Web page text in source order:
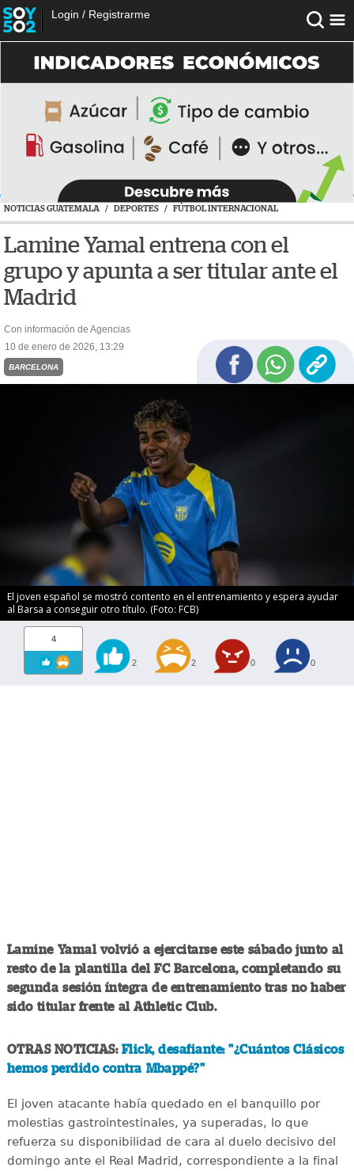
Login / Registrarme
NOTICIAS GUATEMALA / DEPORTES / FÚTBOL INTERNACIONAL
Lamine Yamal entrena con el
grupo y apunta a ser titular ante el
Madrid
Con información de Agencias
10 de enero de 2026, 13:29
BARCELONA
El joven español se mostró contento en el entrenamiento y espera ayudar
al Barsa a conseguir otro título. (Foto: FCB)
4
2 2 0 0
Lamine Yamal volvió a ejercitarse este sábado junto al
resto de la plantilla del FC Barcelona, completando su
segunda sesión íntegra de entrenamiento tras no haber
sido titular frente al Athletic Club.
OTRAS NOTICIAS: Flick, desafiante: "¿Cuántos Clásicos
hemos perdido contra Mbappé?"
El joven atacante había quedado en el banquillo por
molestias gastrointestinales, ya superadas, lo que
refuerza su disponibilidad de cara al duelo decisivo del
domingo ante el Real Madrid, correspondiente a la final